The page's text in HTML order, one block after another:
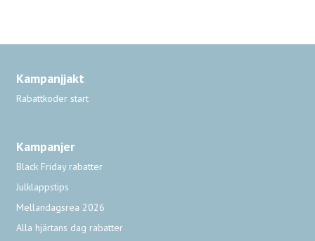
Kampanjjakt
Rabattkoder start
Kampanjer
Black Friday rabatter
Julklappstips
Mellandagsrea 2026
Alla hjärtans dag rabatter